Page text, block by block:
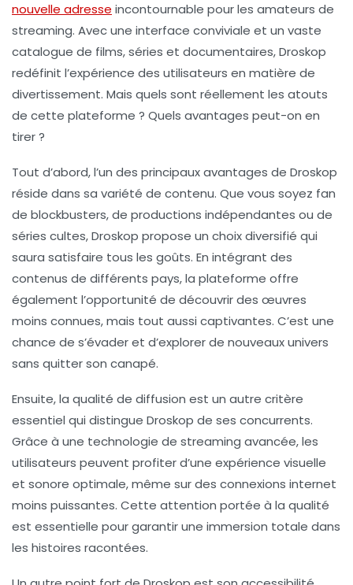
nouvelle adresse incontournable pour les amateurs de
streaming. Avec une interface conviviale et un vaste
catalogue de films, séries et documentaires, Droskop
redéfinit l’expérience des utilisateurs en matière de
divertissement. Mais quels sont réellement les atouts
de cette plateforme ? Quels avantages peut-on en
tirer ?
Tout d’abord, l’un des principaux avantages de Droskop
réside dans sa variété de contenu. Que vous soyez fan
de blockbusters, de productions indépendantes ou de
séries cultes, Droskop propose un choix diversifié qui
saura satisfaire tous les goûts. En intégrant des
contenus de différents pays, la plateforme offre
également l’opportunité de découvrir des œuvres
moins connues, mais tout aussi captivantes. C’est une
chance de s’évader et d’explorer de nouveaux univers
sans quitter son canapé.
Ensuite, la qualité de diffusion est un autre critère
essentiel qui distingue Droskop de ses concurrents.
Grâce à une technologie de streaming avancée, les
utilisateurs peuvent profiter d’une expérience visuelle
et sonore optimale, même sur des connexions internet
moins puissantes. Cette attention portée à la qualité
est essentielle pour garantir une immersion totale dans
les histoires racontées.